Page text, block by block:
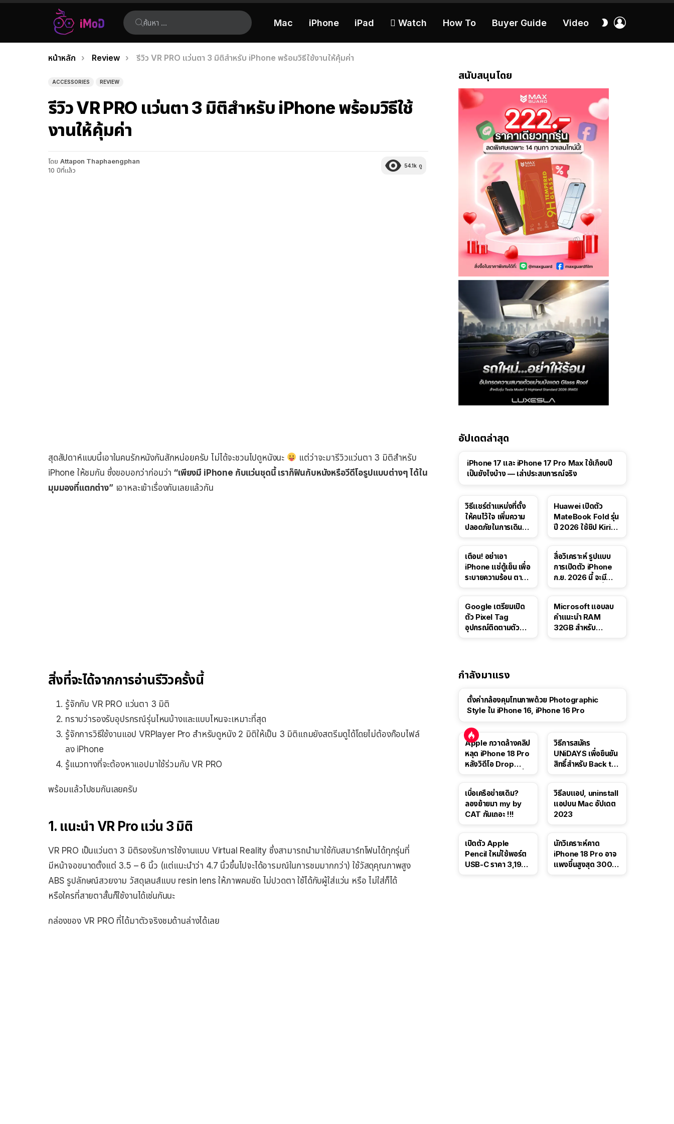
ค้นหา:
Mac iPhone iPad  Watch How To Buyer Guide Video
สลับ
เรื่อง
ล่าสุด
คุณอยู่ที่นี่:
หน้าหลัก Review รีวิว VR PRO แว่นตา 3 มิติสำหรับ iPhone พร้อมวิธีใช้งานให้คุ้มค่า
ACCESSORIES REVIEW
รีวิว VR PRO แว่นตา 3 มิติสำหรับ iPhone พร้อมวิธีใช้
งานให้คุ้มค่า
โดย Attapon Thaphaengphan
10 ปีที่แล้ว
54.1k ดู
สุดสัปดาห์แบบนี้เอาในคนรักหนังกันสักหน่อยครับ ไม่ได้จะชวนไปดูหนังนะ
แต่ว่าจะมารีวิวแว่นตา 3 มิติสำหรับ
iPhone ให้ชมกัน ซึ่งขอบอกว่าก่อนว่า “เพียงมี iPhone กับแว่นชุดนี้ เราก็ฟินกับหนังหรือวีดีโอรูปแบบต่างๆ ได้ใน
มุมมองที่แตกต่าง”เอาหละเข้าเรื่องกันเลยแล้วกัน
สิ่งที่จะได้จากการอ่านรีวิวครั้งนี้
รู้จักกับ VR PRO แว่นตา 3 มิติ
ทราบว่ารองรับอุปรกรณ์รุ่นไหนบ้างและแบบไหนจะเหมาะที่สุด
รู้จักการวิธีใช้งานแอป VRPlayer Pro สำหรับดูหนัง 2 มิติให้เป็น 3 มิติแถมยังสตรีมดูได้โดยไม่ต้องก๊อบไฟล์
ลง iPhone
รู้แนวทางที่จะต้องหาแอปมาใช้ร่วมกับ VR PRO
พร้อมแล้วไปชมกันเลยครับ
1. แนะนำ VR Pro แว่น 3 มิติ
VR PRO เป็นแว่นตา 3 มิติรองรับการใช้งานแบบ Virtual Reality ซึ่งสามารถนำมาใช้กับสมาร์ทโฟนได้ทุกรุ่นที่
มีหน้าจอขนาดตั้งแต่ 3.5 – 6 นิ้ว (แต่แนะนำว่า 4.7 นิ้วขึ้นไปจะได้อารมณ์ในการชมมากกว่า) ใช้วัสดุคุณภาพสูง
ABS รูปลักษณ์สวยงาม วัสดุเลนส์แบบ resin lens ให้ภาพคมชัด ไม่ปวดตา ใช้ได้กับผู้ใส่แว่น หรือ ไม่ใส่ก็ได้
หรือใครที่สายตาสั้นก็ใช้งานได้เช่นกันนะ
กล่องของ VR PRO ที่ได้มาตัวจริงชมด้านล่างได้เลย
สนับสนุนโดย
อัปเดตล่าสุด
41:47
iPhone 17 และ iPhone 17 Pro Max ใช้เกือบปี
เป็นยังไงบ้าง — เล่าประสบการณ์จริง
วิธีแชร์ตำแหน่งที่ตั้ง
ให้คนไว้ใจ เพิ่มความ
ปลอดภัยในการเดิน
Huawei เปิดตัว
MateBook Fold รุ่น
ปี 2026 ใช้ชิป Kirin
เตือน! อย่าเอา
iPhone แช่ตู้เย็น เพื่อ
ระบายความร้อน ตาม
สื่อวิเคราะห์ รูปแบบ
การเปิดตัว iPhone
ก.ย. 2026 นี้ จะมี
Google เตรียมเปิด
ตัว Pixel Tag
อุปกรณ์ติดตามตัว
Microsoft แอบลบ
คำแนะนำ RAM
32GB สำหรับ
กำลังมาแรง
ตั้งค่ากล้องคุมโทนภาพด้วย Photographic
Style ใน iPhone 16, iPhone 16 Pro
Apple กวาดล้างคลิป
หลุด iPhone 18 Pro
หลังวิดีโอ Drop
วิธีการสมัคร
UNiDAYS เพื่อยืนยัน
สิทธิ์สำหรับ Back to
เบื่อเครือข่ายเดิม?
ลองย้ายมา my by
CAT กันเถอะ !!!
วิธีลบแอป, uninstall
แอปบน Mac อัปเดต
2023
เปิดตัว Apple
Pencil ใหม่ใช้พอร์ต
USB-C ราคา 3,190
นักวิเคราะห์คาด
iPhone 18 Pro อาจ
แพงขึ้นสูงสุด 300